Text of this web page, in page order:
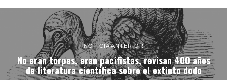
NOTICIA ANTERIOR
No eran torpes, eran pacifistas, revisan 400 años
de literatura científica sobre el extinto dodo